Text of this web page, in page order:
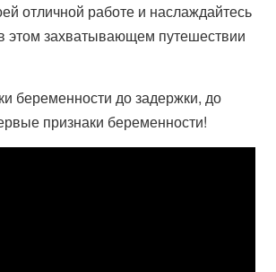
отличной работе и наслаждайтесь
этом захватывающем путешествии
беременности до задержки, до
признаки беременности!